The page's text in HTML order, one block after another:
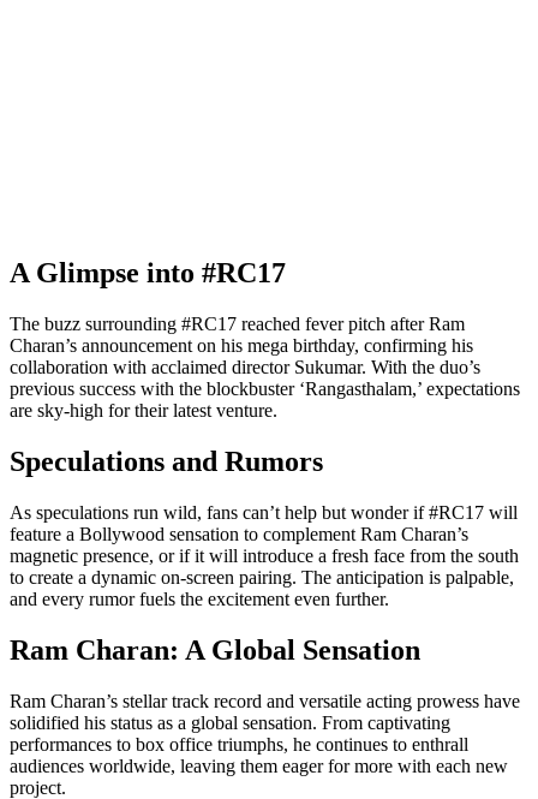
A Glimpse into #RC17
The buzz surrounding #RC17 reached fever pitch after Ram
Charan’s announcement on his mega birthday, confirming his
collaboration with acclaimed director Sukumar. With the duo’s
previous success with the blockbuster ‘Rangasthalam,’ expectations
are sky-high for their latest venture.
Speculations and Rumors
As speculations run wild, fans can’t help but wonder if #RC17 will
feature a Bollywood sensation to complement Ram Charan’s
magnetic presence, or if it will introduce a fresh face from the south
to create a dynamic on-screen pairing. The anticipation is palpable,
and every rumor fuels the excitement even further.
Ram Charan: A Global Sensation
Ram Charan’s stellar track record and versatile acting prowess have
solidified his status as a global sensation. From captivating
performances to box office triumphs, he continues to enthrall
audiences worldwide, leaving them eager for more with each new
project.